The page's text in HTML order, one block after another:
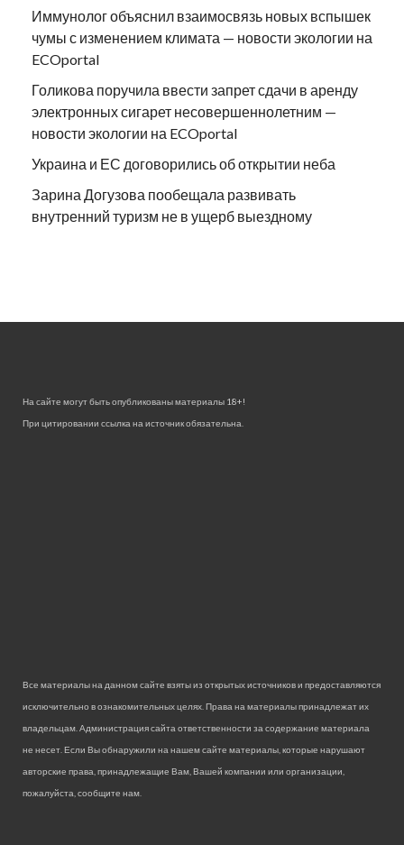
Иммунолог объяснил взаимосвязь новых вспышек
чумы с изменением климата — новости экологии на
ECOportal
Голикова поручила ввести запрет сдачи в аренду
электронных сигарет несовершеннолетним —
новости экологии на ECOportal
Украина и ЕС договорились об открытии неба
Зарина Догузова пообещала развивать
внутренний туризм не в ущерб выездному
На сайте могут быть опубликованы материалы 18+!
При цитировании ссылка на источник обязательна.
Все материалы на данном сайте взяты из открытых источников и предоставляются
исключительно в ознакомительных целях. Права на материалы принадлежат их
владельцам. Администрация сайта ответственности за содержание материала
не несет. Если Вы обнаружили на нашем сайте материалы, которые нарушают
авторские права, принадлежащие Вам, Вашей компании или организации,
пожалуйста, сообщите нам.